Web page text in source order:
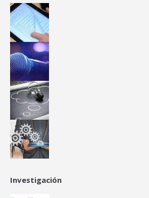
Investigación